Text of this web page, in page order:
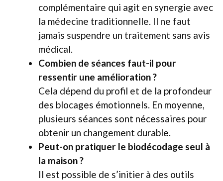
complémentaire qui agit en synergie avec
la médecine traditionnelle. Il ne faut
jamais suspendre un traitement sans avis
médical.
Combien de séances faut-il pour
ressentir une amélioration ?
Cela dépend du profil et de la profondeur
des blocages émotionnels. En moyenne,
plusieurs séances sont nécessaires pour
obtenir un changement durable.
Peut-on pratiquer le biodécodage seul à
la maison ?
Il est possible de s’initier à des outils